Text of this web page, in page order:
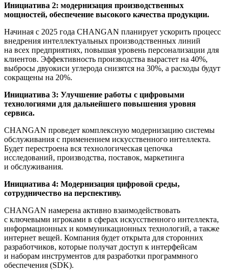
Инициатива 2: модернизация производственных
мощностей, обеспечение высокого качества продукции.
Начиная с 2025 года CHANGAN планирует ускорить процесс
внедрения интеллектуальных производственных линий
на всех предприятиях, повышая уровень персонализации для
клиентов. Эффективность производства вырастет на 40%,
выбросы двуокиси углерода снизятся на 30%, а расходы будут
сокращены на 20%.
Инициатива 3: Улучшение работы с цифровыми
технологиями для дальнейшего повышения уровня
сервиса.
CHANGAN проведет комплексную модернизацию системы
обслуживания с применением искусственного интеллекта.
Будет перестроена вся технологическая цепочка
исследований, производства, поставок, маркетинга
и обслуживания.
Инициатива 4: Модернизация цифровой среды,
сотрудничество на перспективу.
CHANGAN намерена активно взаимодействовать
с ключевыми игроками в сферах искусственного интеллекта,
информационных и коммуникационных технологий, а также
интернет вещей. Компания будет открыта для сторонних
разработчиков, которые получат доступ к интерфейсам
и наборам инструментов для разработки программного
обеспечения (SDK).